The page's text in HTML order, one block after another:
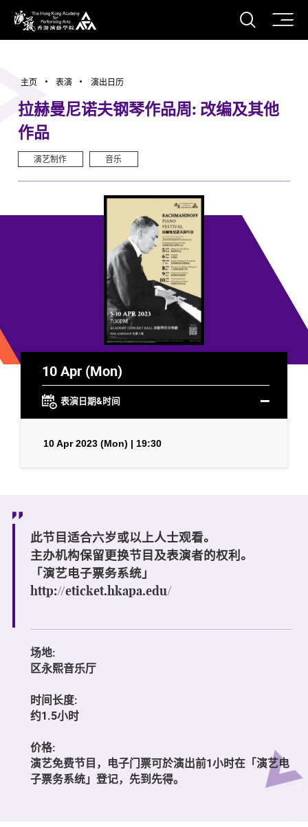
香港演艺学院
打开
主页 表演 演出日历
拉赫曼尼诺夫钢琴作品周: 改编及其他
作品
演艺制作 音乐
10 Apr (Mon)
表演日期&时间
10 Apr 2023 (Mon) | 19:30
此节目适合六岁或以上人士观看。
主办机构保留更换节目及表演者的权利。
「演艺电子票务系统」
http://eticket.hkapa.edu/
场地:
区永熙音乐厅
时间长度:
约1.5小时
价格:
演艺免费节目，电子门票可於演出前1小时在「演艺电
子票务系统」登记，先到先得。